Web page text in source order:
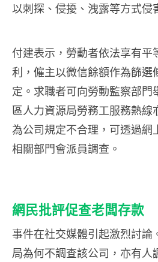
以刺探、侵擾、洩露等方式侵
付建表示，勞動者依法享有平
利，僱主以微信餘額作為篩選
定。求職者可向勞動監察部門
區人力資源局勞務工服務熱線
為公司規定不合理，可透過網
相關部門會派員調查。
網民批評促查老闆存款
事件在社交媒體引起激烈討論
局為何不調查該公司，亦有人